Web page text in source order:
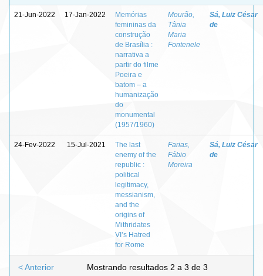
21-Jun-2022 17-Jan-2022
Memórias
femininas da
construção
de Brasília :
narrativa a
partir do filme
Poeira e
batom – a
humanização
do
monumental
(1957/1960)
Mourão,
Tânia
Maria
Fontenele
Sá, Luiz César
de
24-Fev-2022 15-Jul-2021
The last
enemy of the
republic :
political
legitimacy,
messianism,
and the
origins of
Mithridates
VI’s Hatred
for Rome
Farias,
Fábio
Moreira
Sá, Luiz César
de
Mostrando resultados 2 a 3 de 3
< Anterior